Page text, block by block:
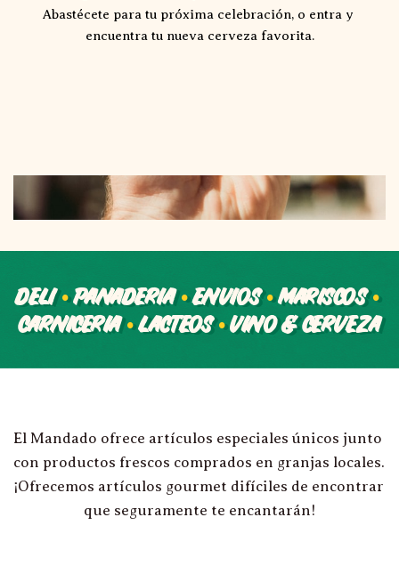
Abastécete para tu próxima celebración, o entra y
encuentra tu nueva cerveza favorita.
DELI • PANADERIA • ENVIOS • MARISCOS •
CARNICERIA • LACTEOS • VINO & CERVEZA
El Mandado ofrece artículos especiales únicos junto
con productos frescos comprados en granjas locales.
¡Ofrecemos artículos gourmet difíciles de encontrar
que seguramente te encantarán!